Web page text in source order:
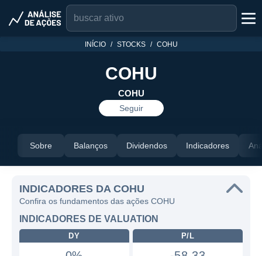
INÍCIO STOCKS COHU
COHU
COHU
Seguir
Sobre Balanços Dividendos Indicadores
INDICADORES DA COHU
Confira os fundamentos das ações COHU
INDICADORES DE VALUATION
DY P/L